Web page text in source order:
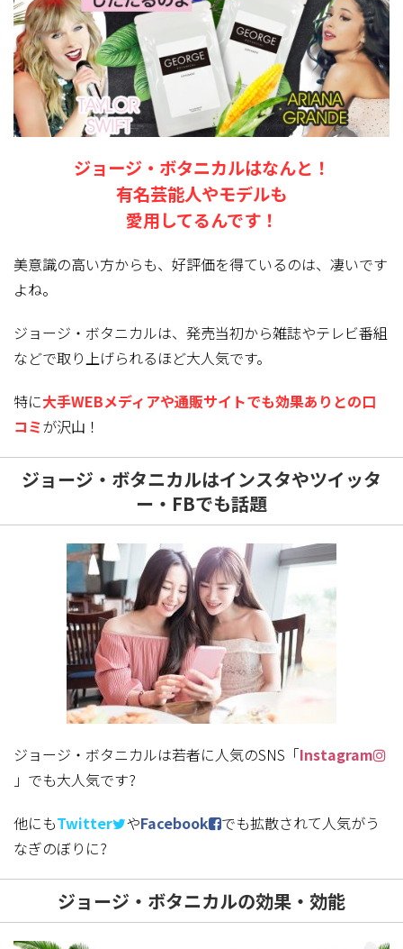
ジョージ・ボタニカルはなんと！
有名芸能人やモデルも
愛用してるんです！
美意識の高い方からも、好評価を得ているのは、凄いです
よね。
ジョージ・ボタニカルは、発売当初から雑誌やテレビ番組
などで取り上げられるほど大人気です。
特に大手WEBメディアや通販サイトでも効果ありとの口
コミが沢山！
ジョージ・ボタニカルはインスタやツイッタ
ー・FBでも話題
ジョージ・ボタニカルは若者に人気のSNS「Instagram
」でも大人気です?
他にもTwitter やFacebook
でも拡散されて人気がう
なぎのぼりに?
ジョージ・ボタニカルの効果・効能